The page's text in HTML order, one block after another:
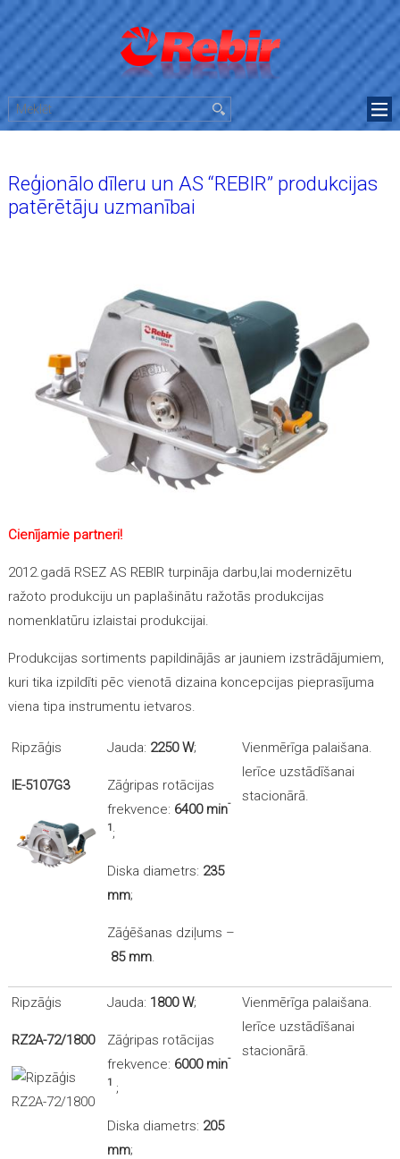
Reģionālo dīleru un AS “REBIR” produkcijas
patērētāju uzmanībai
Cienījamie partneri!
2012.gadā RSEZ AS REBIR turpināja darbu,lai modernizētu
ražoto produkciju un paplašinātu ražotās produkcijas
nomenklatūru izlaistai produkcijai.
Produkcijas sortiments papildinājās ar jauniem izstrādājumiem,
kuri tika izpildīti pēc vienotā dizaina koncepcijas pieprasījuma
viena tipa instrumentu ietvaros.
Ripzāģis
IE-5107G3
Jauda: 2250 W;
Zāģripas rotācijas
frekvence: 6400 min-
1;
Diska diametrs: 235
mm;
Zāģēšanas dziļums –
85 mm.
Vienmērīga palaišana.
Ierīce uzstādīšanai
stacionārā.
Ripzāģis
RZ2A-72/1800
Jauda: 1800 W;
Zāģripas rotācijas
frekvence: 6000 min-
1 ;
Diska diametrs: 205
mm;
Vienmērīga palaišana.
Ierīce uzstādīšanai
stacionārā.